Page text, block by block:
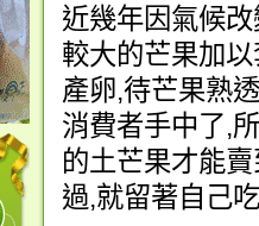
近幾年因氣候
較大的芒果加
產卵,待芒果熟
消費者手中了,
的土芒果才能
過,就留著自己